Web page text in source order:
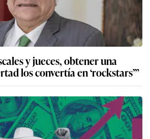
y jueces, obtener una
los convertía en ‘rockstars’”